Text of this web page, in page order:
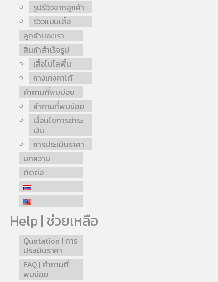
รูปรีวิวจากลูกค้า
รีวิวแบบเสื้อ
ลูกค้าของเรา
สินค้าสำเร็จรูป
เสื้อโปโลพื้น
กางเกงคาโก้
คำถามที่พบบ่อย
คำถามที่พบบ่อย
เงื่อนไขการชำระ
เงิน
การประเมินราคา
บทความ
ติดต่อ
Help | ช่วยเหลือ
Quotation | การ
ประเมินราคา
FAQ | คำถามที่
พบบ่อย